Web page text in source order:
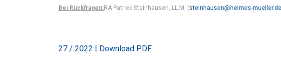
Bei Rückfragen:RA Patrick Steinhausen, LL.M. (steinhausen@heimes-mueller.de
27 / 2022 | Download PDF